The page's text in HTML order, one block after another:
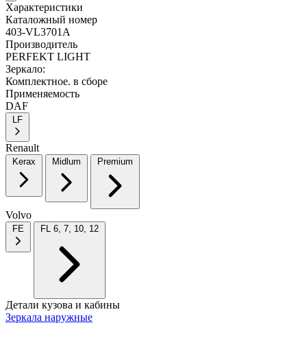
Характеристики
Каталожный номер
403-VL3701A
Производитель
PERFEKT LIGHT
Зеркало:
Комплектное. в сборе
Применяемость
DAF
Renault
Volvo
Детали кузова и кабины
Зеркала наружные